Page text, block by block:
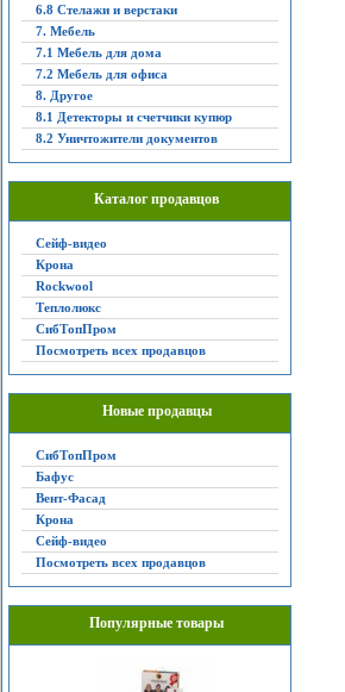
6.8 Стелажи и верстаки
7. Мебель
7.1 Мебель для дома
7.2 Мебель для офиса
8. Другое
8.1 Детекторы и счетчики купюр
8.2 Уничтожители документов
Каталог продавцов
Сейф-видео
Крона
Rockwool
Теплолюкс
СибТопПром
Посмотреть всех продавцов
Новые продавцы
СибТопПром
Бафус
Вент-Фасад
Крона
Сейф-видео
Посмотреть всех продавцов
Популярные товары